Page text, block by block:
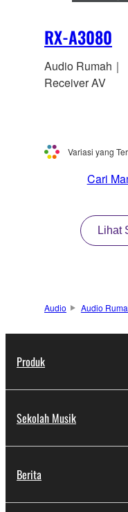
RX-A3080
Audio Rumah｜
Receiver AV
Variasi yang
Cari
Lihat
Audio Audio
Produk
Sekolah Musik
Berita